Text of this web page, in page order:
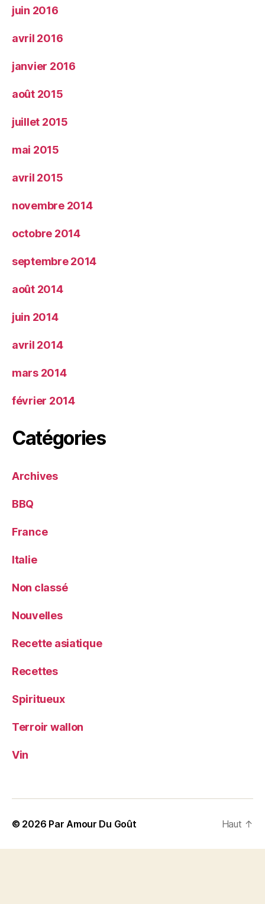
juin 2016
avril 2016
janvier 2016
août 2015
juillet 2015
mai 2015
avril 2015
novembre 2014
octobre 2014
septembre 2014
août 2014
juin 2014
avril 2014
mars 2014
février 2014
Catégories
Archives
BBQ
France
Italie
Non classé
Nouvelles
Recette asiatique
Recettes
Spiritueux
Terroir wallon
Vin
© 2026 Par Amour Du Goût Haut ↑